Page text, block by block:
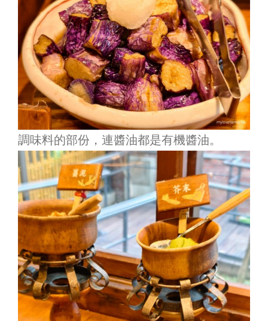
調味料的部份，連醬油都是有機醬油。